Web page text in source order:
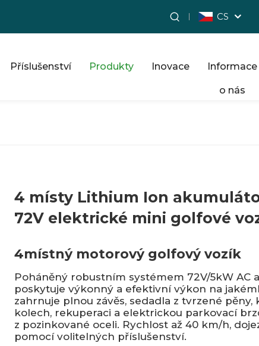
CS
Příslušenství Produkty Inovace Informace
o nás
4 místy Lithium Ion
72V elektrické mini golfové
4místný motorový golfový vozík
Poháněný robustním systémem 72V/5kW AC
poskytuje výkonný a efektivní výkon na
zahrnuje plnou závěs, sedadla z tvrzené
kolech, rekuperaci a elektrickou parkovací
z pozinkované oceli. Rychlost až 40 km/h,
pomocí volitelných příslušenství.